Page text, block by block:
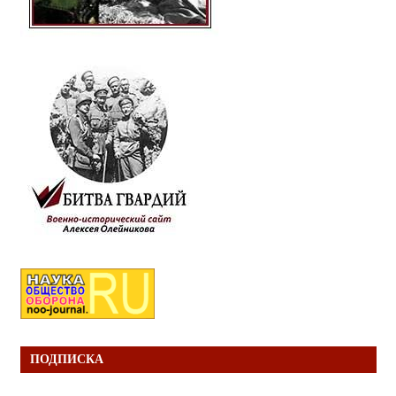
ПОДПИСКА